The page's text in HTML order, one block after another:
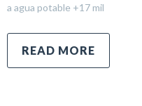
a agua potable +17 mil
READ MORE